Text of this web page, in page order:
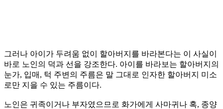
그러나 아이가 두려움 없이 할아버지를 바라본다는 이 사실이
바로 노인의 덕과 선을 강조한다. 아이를 바라보는 할아버지의
눈가, 입매, 턱 주변의 주름은 말 그대로 인자한 할아버지 미소
로만 지을 수 있는 주름이다.
노인은 귀족이거나 부자였으므로 화가에게 사마귀나 혹, 종양